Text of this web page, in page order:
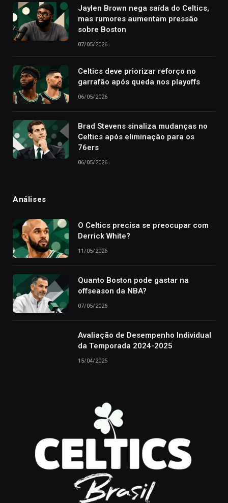
Jaylen Brown nega saída do Celtics,
mas rumores aumentam pressão
sobre Boston
07/05/2026
Celtics deve priorizar reforço no
garrafão após queda nos playoffs
06/05/2026
Brad Stevens sinaliza mudanças no
Celtics após eliminação para os
76ers
06/05/2026
Análises
O Celtics precisa se preocupar com
Derrick White?
11/05/2026
Quanto Boston pode gastar na
offseason da NBA?
07/05/2026
Avaliação de Desempenho Individual
da Temporada 2024-2025
15/04/2025